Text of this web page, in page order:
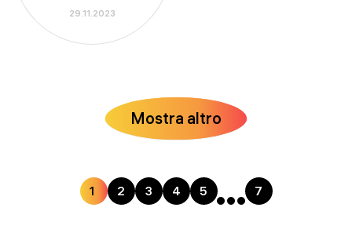
29.11.2023
Mostra altro
1 2 3 4 5 7